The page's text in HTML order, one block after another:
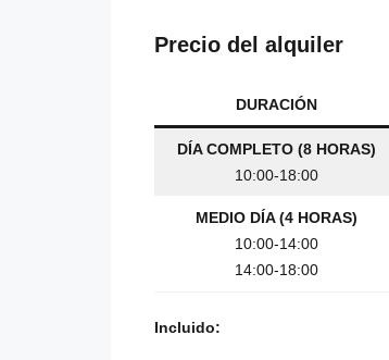
Precio del alquiler
DURACIÓN
DÍA COMPLETO (8 HORAS)
10:00-18:00
MEDIO DÍA (4 HORAS)
10:00-14:00
14:00-18:00
Incluido: